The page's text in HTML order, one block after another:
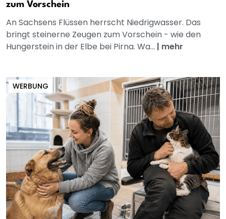
zum Vorschein
An Sachsens Flüssen herrscht Niedrigwasser. Das
bringt steinerne Zeugen zum Vorschein - wie den
Hungerstein in der Elbe bei Pirna. Wa... | mehr
WERBUNG